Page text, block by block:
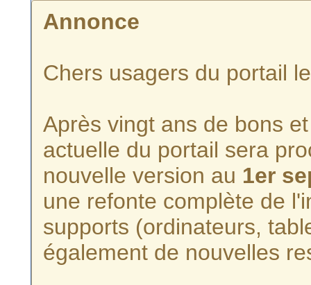
Annonce
Chers usagers du portail
Après vingt ans de bons
actuelle du portail sera
nouvelle version au 1er
une refonte complète de
supports (ordinateurs,
également de nouvelles